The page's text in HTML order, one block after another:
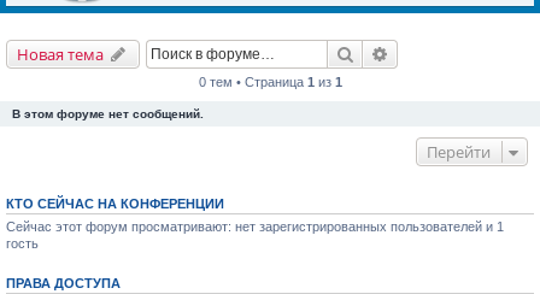
Новая тема Поиск
0 тем • Страница 1 из 1
В этом форуме нет сообщений.
Перейти
КТО СЕЙЧАС НА КОНФЕРЕНЦИИ
Сейчас этот форум просматривают: нет зарегистрированных пользователей и 1
гость
ПРАВА ДОСТУПА